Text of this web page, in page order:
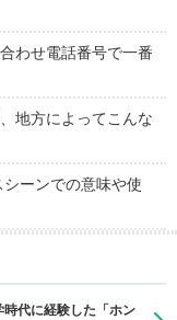
わせ電話番号で一番
地方によってこんな
シーンでの意味や使
代に経験した「ホン